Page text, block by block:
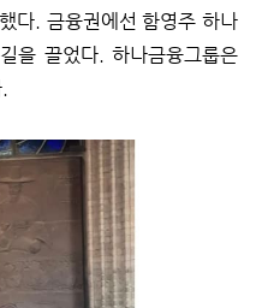
다. 금융권에선 함영주 하나
을 끌었다. 하나금융그룹은